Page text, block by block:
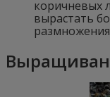
коричневых
вырастать